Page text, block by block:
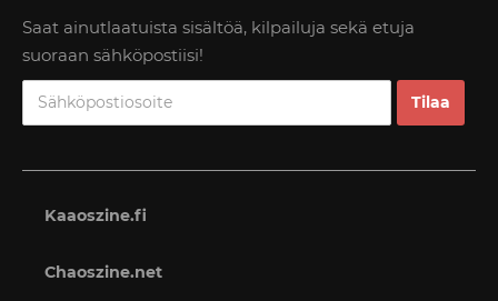
Saat ainutlaatuista sisältöä, kilpailuja sekä etuja
suoraan sähköpostiisi!
Kaaoszine.fi
Chaoszine.net